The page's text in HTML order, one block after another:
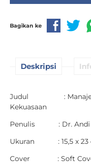
Bagikan ke
Deskripsi
Judul :
Kekuasaan
Penulis : Dr. Andi
Ukuran : 15,5 x 23
Cover : Soft